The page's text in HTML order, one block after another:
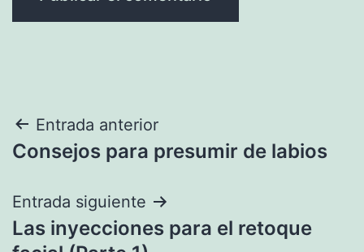
Navegación
de
entradas
Entrada anterior
Consejos para presumir de labios
Entrada siguiente
Las inyecciones para el retoque